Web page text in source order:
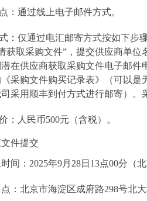
： 通过线上电子邮件方式。
： 仅通过电汇邮寄方式按如下步
获取采购文件”，提交供应商单
在供应商获取采购文件电子邮
采购文件购买记录表》（可以
采用顺丰到付方式进行邮寄）
。
： 人民币500元（含税） 。
件提交
间： 2025年9月 28日 13点00分（北
点： 北京市海淀区成府路298号北